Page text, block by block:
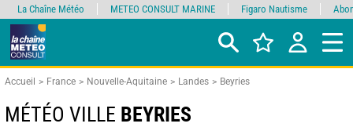
Accueil France Nouvelle-Aquitaine Landes Beyries
MÉTÉO VILLE BEYRIES
La Chaîne Météo METEO CONSULT MARINE Figaro Nautisme